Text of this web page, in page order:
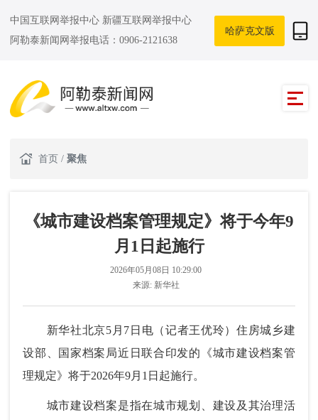
中国互联网举报中心 新疆互联网举报中心
阿勒泰新闻网举报电话：0906-2121638
哈萨克文版
首页 / 聚焦
《城市建设档案管理规定》将于今年9
月1日起施行
2026年05月08日 10:29:00
来源: 新华社
新华社北京5月7日电（记者王优玲）住房城乡建
设部、国家档案局近日联合印发的《城市建设档案管
理规定》将于2026年9月1日起施行。
城市建设档案是指在城市规划、建设及其治理活